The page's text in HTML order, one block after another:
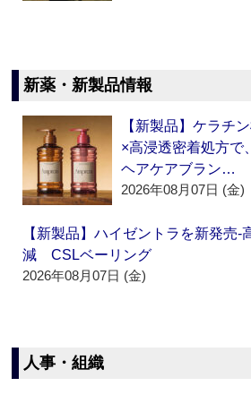
新薬・新製品情報
【新製品】ケラチ
×高浸透密着処方で
ヘアケアブラン…
2026年08月07日 (金)
【新製品】ハイゼントラを新発売‐
減 CSLベーリング
2026年08月07日 (金)
人事・組織